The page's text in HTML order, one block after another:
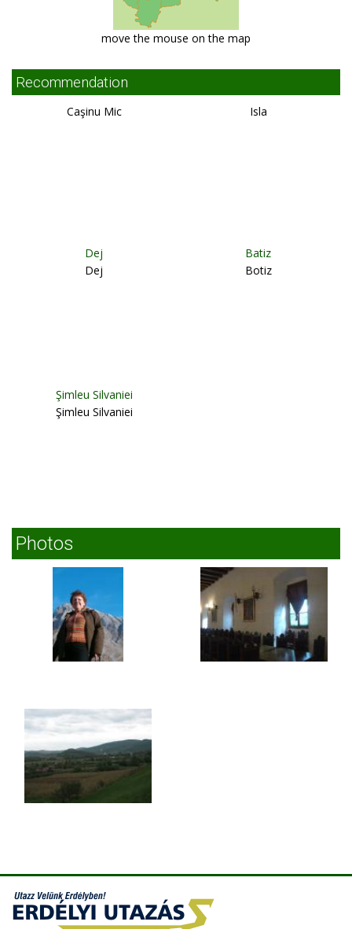
move the mouse on the map
Recommendation
Caşinu Mic Isla
Dej
Dej
Batiz
Botiz
Şimleu Silvaniei
Şimleu Silvaniei
Photos